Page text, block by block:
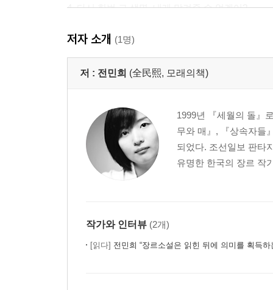
4. 다시 한번 그 생명, 내게 맡겨줄 수 없겠어?
21장 . Nature Seals Her Promise of Spring in White
1. 마침내 돌아온 잔
4. 살아남은 자들
5. 가장 아름다운 찬트
저자 소개 (1명)
저 : 전민희 (全民熙, 모래의책)
1999년 『세월의 돌』
무와 매』, 『상속자들
되었다. 조선일보 판타
유명한 한국의 장르 작
작가와 인터뷰 (2개)
[읽다] 전민희 “장르소설은 읽힌 뒤에 의미를 획득하